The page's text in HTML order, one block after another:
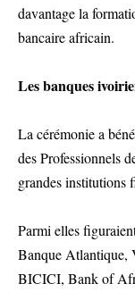
davantage la
bancaire africain.
Les banques
La cérémonie a
des Professionnels
grandes institutions
Parmi elles
Banque Atlantique,
BICICI, Bank of